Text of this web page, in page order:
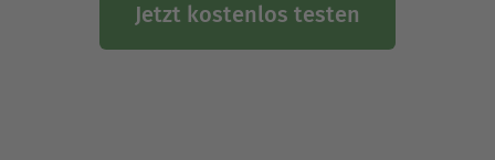
Jetzt kostenlos testen